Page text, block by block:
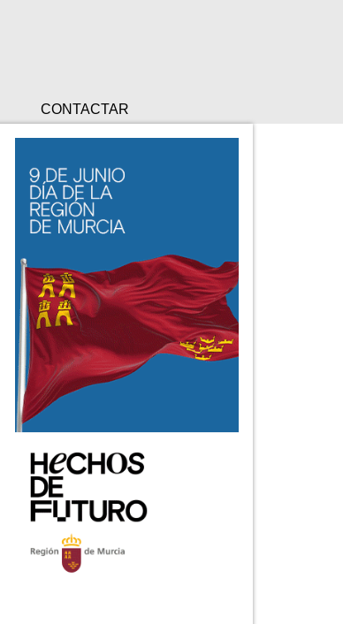
CONTACTAR